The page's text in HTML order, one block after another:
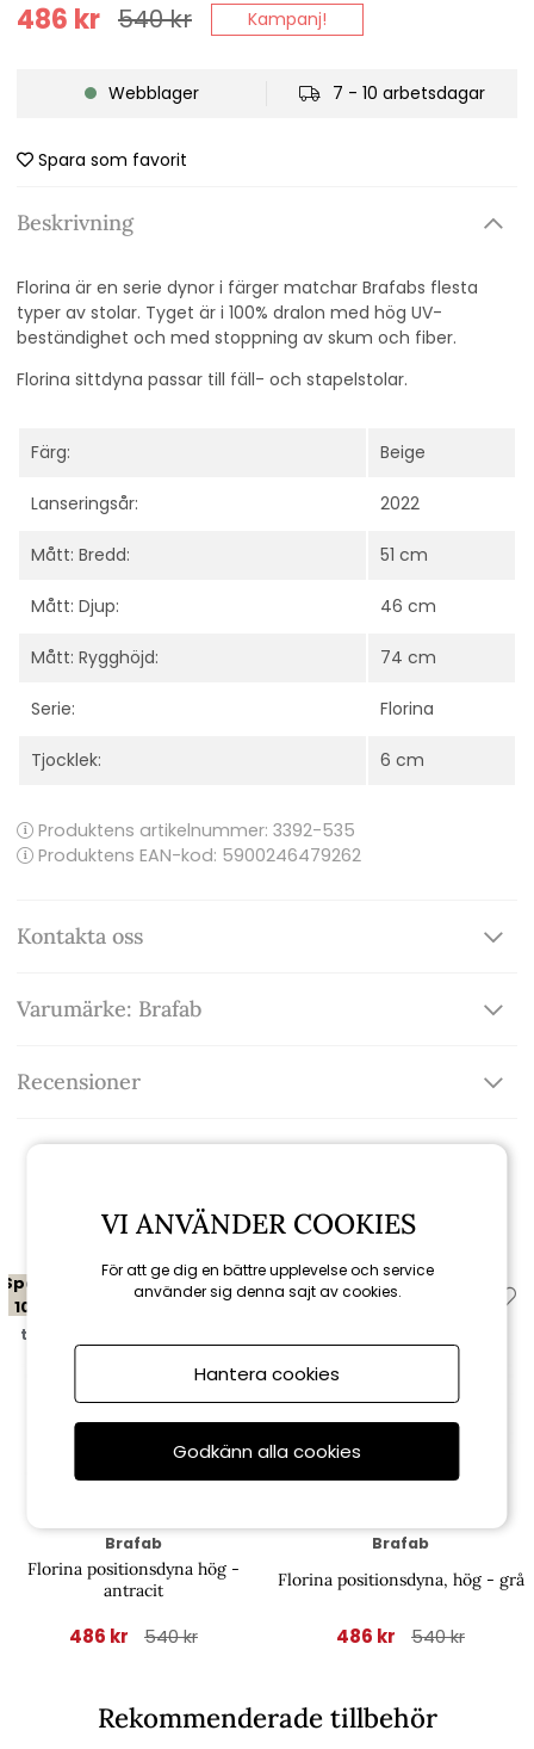
540kr
486 kr Kampanj!
Webblager 7 - 10 arbetsdagar
Spara som favorit
Beskrivning
Florina är en serie dynor i färger matchar Brafabs flesta
typer av stolar. Tyget är i 100% dralon med hög UV-
beständighet och med stoppning av skum och fiber.
Florina sittdyna passar till fäll- och stapelstolar.
Färg: Beige
Lanseringsår: 2022
Mått: Bredd: 51 cm
Mått: Djup: 46 cm
Mått: Rygghöjd: 74 cm
Serie: Florina
Tjocklek: 6 cm
Produktens artikelnummer: 3392-535
Produktens EAN-kod: 5900246479262
Kontakta oss
Varumärke: Brafab
Recensioner
Relaterade produkter
Spara
10%
till 16/8
Brafab
Florina positionsdyna hög -
antracit
486 kr 540 kr
Spara
10%
Brafab
Florina positionsdyna, hög - grå
486 kr 540 kr
Rekommenderade tillbehör
VI ANVÄNDER COOKIES
För att ge dig en bättre upplevelse och service
använder sig denna sajt av cookies.
Hantera cookies
Godkänn alla cookies